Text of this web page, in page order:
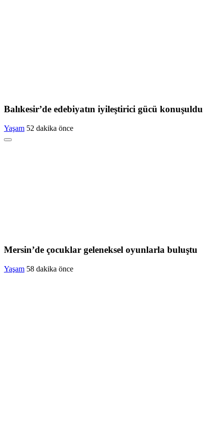
Balıkesir’de edebiyatın iyileştirici gücü konuşuldu
Yaşam 52 dakika önce
Mersin’de çocuklar geleneksel oyunlarla buluştu
Yaşam 58 dakika önce